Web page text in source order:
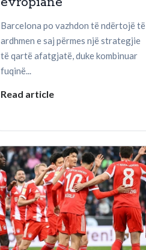
Barcelona po vazhdon të ndërtojë të
ardhmen e saj përmes një strategjie
të qartë afatgjatë, duke kombinuar
fuqinë...
Read article